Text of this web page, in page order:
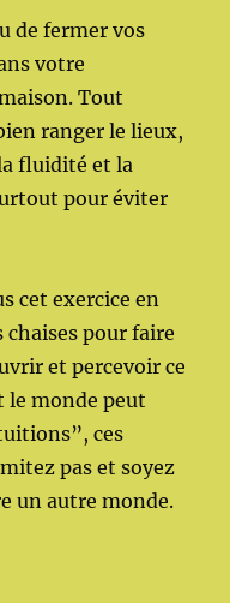
de fermer vos
votre
Tout
ranger le lieux,
fluidité et la
pour éviter
cet exercice en
chaises pour faire
et percevoir ce
le monde peut
ces
pas et soyez
un autre monde.